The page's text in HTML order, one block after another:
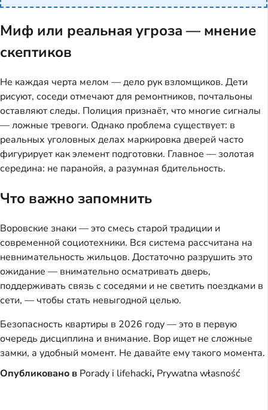
Миф или реальная угроза — мнение
скептиков
Не каждая черта мелом — дело рук взломщиков. Дети
рисуют, соседи отмечают для ремонтников, почтальоны
оставляют следы. Полиция признаёт, что многие сигналы
— ложные тревоги. Однако проблема существует: в
реальных уголовных делах маркировка дверей часто
фигурирует как элемент подготовки. Главное — золотая
середина: не паранойя, а разумная бдительность.
Что важно запомнить
Воровские знаки — это смесь старой традиции и
современной социотехники. Вся система рассчитана на
невнимательность жильцов. Достаточно разрушить это
ожидание — внимательно осматривать дверь,
поддерживать связь с соседями и не светить поездками в
сети, — чтобы стать невыгодной целью.
Безопасность квартиры в 2026 году — это в первую
очередь дисциплина и внимание. Вор ищет не сложные
замки, а удобный момент. Не давайте ему такого момента.
Опубликовано в Porady i lifehacki, Prywatna własność